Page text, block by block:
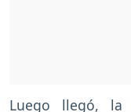
Luego llegó, la